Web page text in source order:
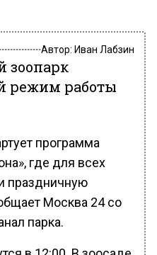
Автор: Иван Лабзин
зоопарк
режим работы
программа
где для всех
праздничную
Москва 24 со
парка.